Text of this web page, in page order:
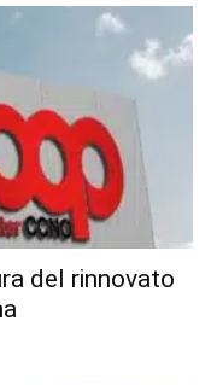
del rinnovato